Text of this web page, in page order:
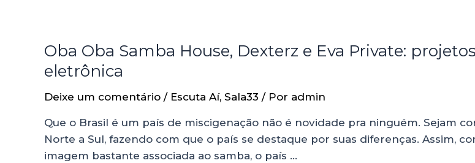
Oba Oba Samba House, Dexterz e Eva Private:
eletrônica
Deixe um comentário / Escuta Aí, Sala33 / Por admin
Que o Brasil é um país de miscigenação não é novidade pra ninguém. Sejam
Norte a Sul, fazendo com que o país se destaque por suas diferenças. Assim,
imagem bastante associada ao samba, o país …